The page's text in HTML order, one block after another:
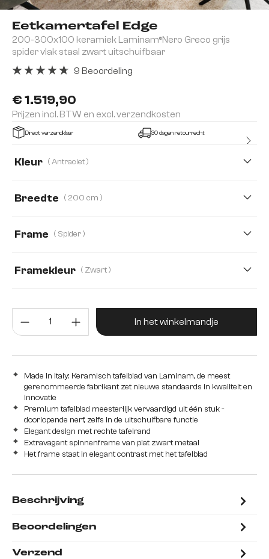
Eetkamertafel Edge
200-300x100 keramiek Laminam®Nero Greco grijs
spider vlak staal zwart uitschuifbaar
€ 1.519,90
Prijzen incl. BTW en excl. verzendkosten
9 Beoordeling
Direct verzendklaar 30 dagen retourrecht
Kleur ( Antraciet )
Breedte ( 200 cm )
Frame ( Spider )
Framekleur ( Zwart )
Producthoeveelheid: Voer de
In het winkelmandje
Made in Italy: Keramisch tafelblad van Laminam, de meest
gerenommeerde fabrikant zet nieuwe standaards in kwaliteit en
innovatie
Premium tafelblad meesterlijk vervaardigd uit één stuk -
doorlopende nerf, zelfs in de uitschuifbare functie
Elegant design met rechte tafelrand
Extravagant spinnenframe van plat zwart metaal
Het frame staat in elegant contrast met het tafelblad
Beschrijving
Beoordelingen
Verzend